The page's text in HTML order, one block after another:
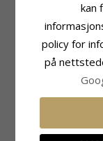
MEST
kan
policy for
på